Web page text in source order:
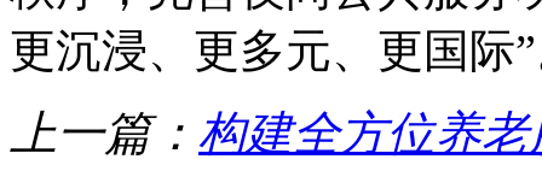
更沉浸、更多元、更国际
上一篇： 构建全方位养